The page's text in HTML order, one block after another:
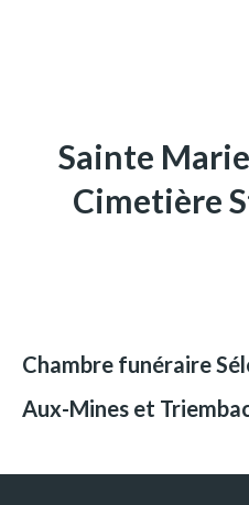
Sainte
Cimetière
Chambre funéraire
Aux-Mines et